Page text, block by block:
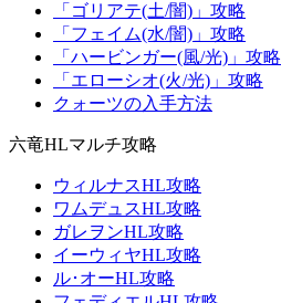
「ゴリアテ(土/闇)」攻略
「フェイム(水/闇)」攻略
「ハービンガー(風/光)」攻略
「エローシオ(火/光)」攻略
クォーツの入手方法
六竜HLマルチ攻略
ウィルナスHL攻略
ワムデュスHL攻略
ガレヲンHL攻略
イーウィヤHL攻略
ル･オーHL攻略